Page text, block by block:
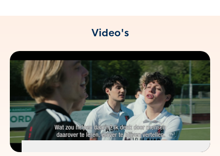
Video's